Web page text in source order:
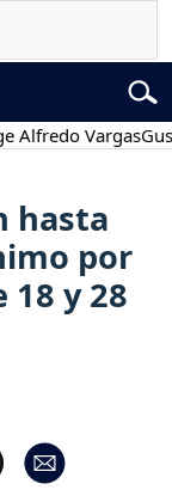
VargasGustavo
hasta
por
y 28